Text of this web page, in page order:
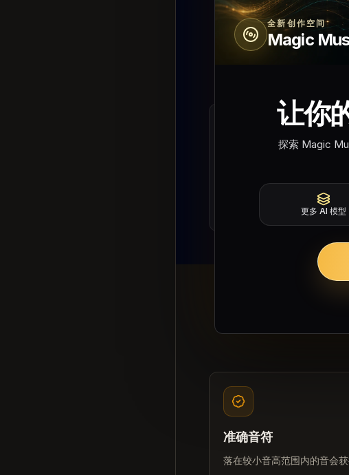
耳机能避免参考音进入麦克
准确音符
落在较小音高范围内的音会获
全新创作空间
Magic
让你
探索 Magic
更多 AI 模型